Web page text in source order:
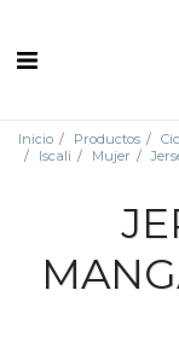
Inicio Productos
Iscali
Mujer